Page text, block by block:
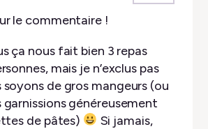
le commentaire !
ça nous fait bien 3 repas
mais je n’exclus pas
soyons de gros mangeurs (ou
garnissions généreusement
de pâtes)
Si jamais,